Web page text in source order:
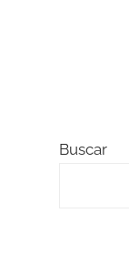
Buscar